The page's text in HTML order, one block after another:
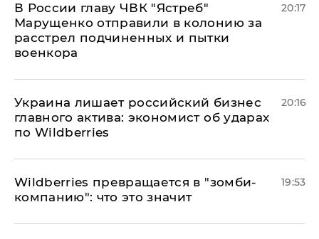
В России главу ЧВК "Ястреб"
Марущенко отправили в колонию за
расстрел подчиненных и пытки
военкора
20:17
​Украина лишает российский бизнес
главного актива: экономист об ударах
по Wildberries
20:16
Wildberries превращается в "зомби-
компанию": что это значит
19:53